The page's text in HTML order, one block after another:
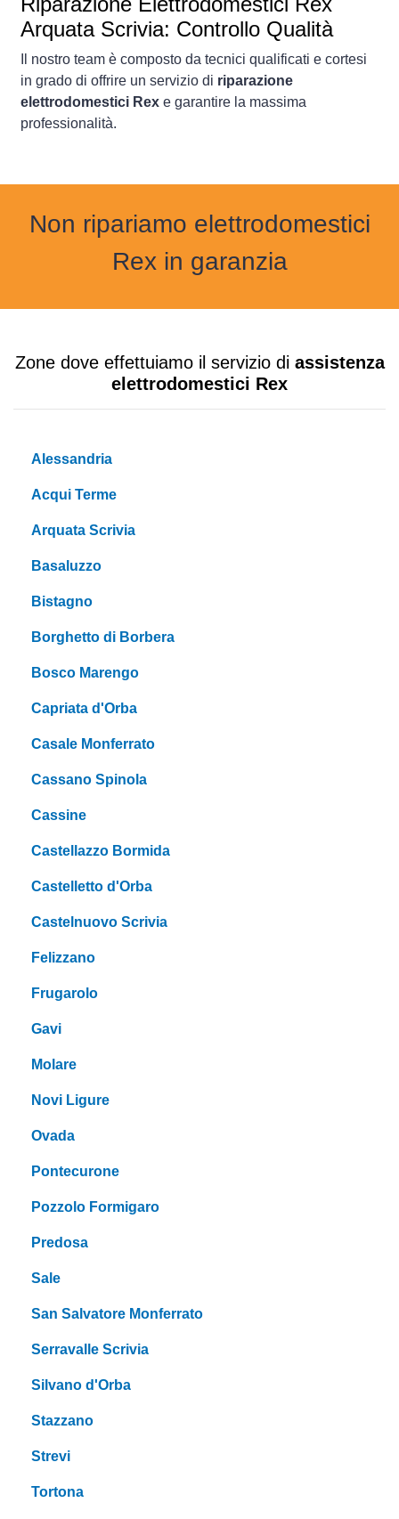
Arquata Scrivia: Controllo Qualità
Il nostro team è composto da tecnici qualificati e cortesi
in grado di offrire un servizio di riparazione
elettrodomestici Rex e garantire la massima
professionalità.
Non ripariamo elettrodomestici
Rex in garanzia
Zone dove effettuiamo il servizio di assistenza
elettrodomestici Rex
Alessandria
Acqui Terme
Arquata Scrivia
Basaluzzo
Bistagno
Borghetto di Borbera
Bosco Marengo
Capriata d'Orba
Casale Monferrato
Cassano Spinola
Cassine
Castellazzo Bormida
Castelletto d'Orba
Castelnuovo Scrivia
Felizzano
Frugarolo
Gavi
Molare
Novi Ligure
Ovada
Pontecurone
Pozzolo Formigaro
Predosa
Sale
San Salvatore Monferrato
Serravalle Scrivia
Silvano d'Orba
Stazzano
Strevi
Tortona